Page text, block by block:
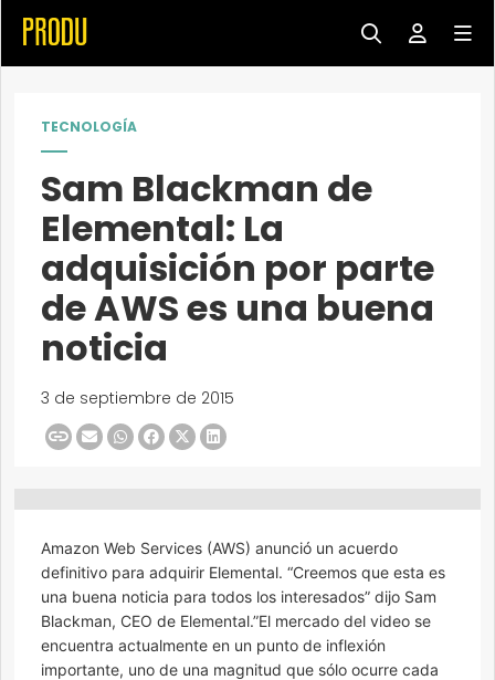
TECNOLOGÍA
Sam Blackman de
Elemental: La
adquisición por parte
de AWS es una buena
noticia
3 de septiembre de 2015
Amazon Web Services (AWS) anunció un acuerdo
definitivo para adquirir Elemental. “Creemos que esta es
una buena noticia para todos los interesados” dijo Sam
Blackman, CEO de Elemental.”El mercado del video se
encuentra actualmente en un punto de inflexión
importante, uno de una magnitud que sólo ocurre cada